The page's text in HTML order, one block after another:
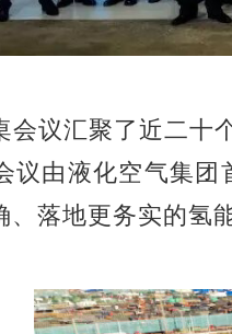
议汇聚了近二十
由液化空气集团
落地更务实的氢